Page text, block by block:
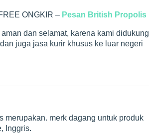
ONGKIR – Pesan British Propolis
dan selamat, karena kami didukung
juga jasa kurir khusus ke luar negeri
merupakan. merk dagang untuk produk
Inggris.